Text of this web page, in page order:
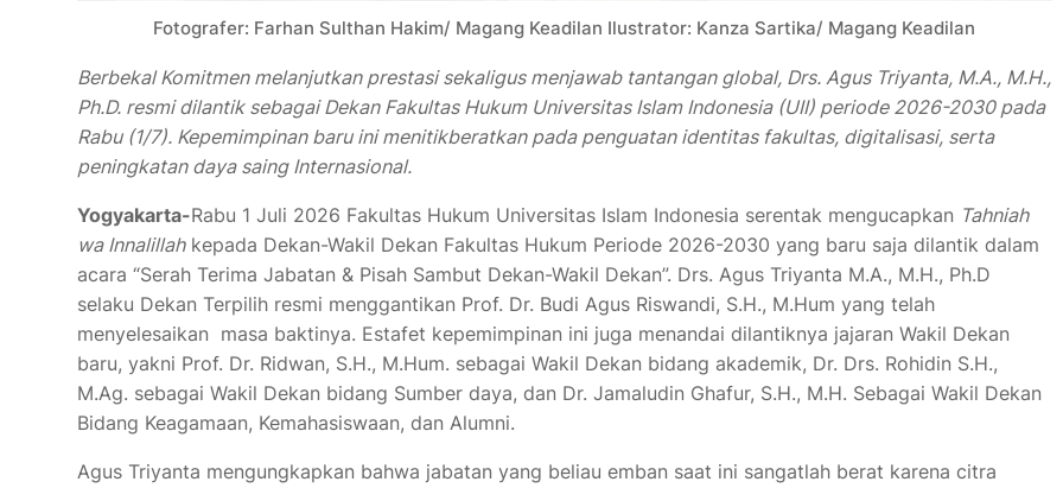
Fotografer: Farhan Sulthan Hakim/ Magang Keadilan Ilustrator: Kanza Sartika/ Magang Keadilan
Berbekal Komitmen melanjutkan prestasi sekaligus menjawab tantangan global, Drs. Agus Triyanta, M.A., M.H.,
Ph.D. resmi dilantik sebagai Dekan Fakultas Hukum Universitas Islam Indonesia (UII) periode 2026-2030 pada
Rabu (1/7). Kepemimpinan baru ini menitikberatkan pada penguatan identitas fakultas, digitalisasi, serta
peningkatan daya saing Internasional.
Yogyakarta-Rabu 1 Juli 2026 Fakultas Hukum Universitas Islam Indonesia serentak mengucapkan Tahniah
wa Innalillahkepada Dekan-Wakil Dekan Fakultas Hukum Periode 2026-2030 yang baru saja dilantik dalam
acara “Serah Terima Jabatan & Pisah Sambut Dekan-Wakil Dekan”. Drs. Agus Triyanta M.A., M.H., Ph.D
selaku Dekan Terpilih resmi menggantikan Prof. Dr. Budi Agus Riswandi, S.H., M.Hum yang telah
menyelesaikan masa baktinya. Estafet kepemimpinan ini juga menandai dilantiknya jajaran Wakil Dekan
baru, yakni Prof. Dr. Ridwan, S.H., M.Hum. sebagai Wakil Dekan bidang akademik, Dr. Drs. Rohidin S.H.,
M.Ag. sebagai Wakil Dekan bidang Sumber daya, dan Dr. Jamaludin Ghafur, S.H., M.H. Sebagai Wakil Dekan
Bidang Keagamaan, Kemahasiswaan, dan Alumni.
Agus Triyanta mengungkapkan bahwa jabatan yang beliau emban saat ini sangatlah berat karena citra